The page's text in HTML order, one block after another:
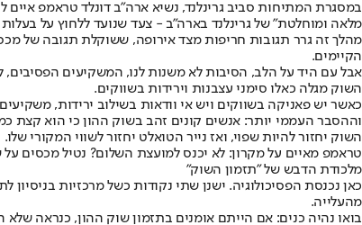
מלאה ומוחלטת" של גרינלנד בארה״ב - צעד שנועד ללחוץ על
מהלך זה גרר תגובות חריפות מצד אירופה, ששוקלת תגובה של
הקיימים.
אבל עם היד על הלב, הסיבות לא משנות לנו, המשקיעים
השוק מגלה כאלו סימני עצבנות וירידות בשווקים.
כאשר יש פאניקה בשווקים ויש אי וודאות בשילוב ירידות,
וההסבר העממי יותר: אנשים קונים זהב בשוק ההון כי הוא קצת
השוק יחזור להיות שפוי, ואז נייר הטואלט יחזור לשווי המקורי שלו.
טראמפ מאיים על מקרון: לא יכנס למועצת השלום? נטיל מכסים על
מלכודת הדבש של "תזמון השוק"
כאן נכנסת הפסיכולוגיה. ישנן שתי נקודות כשל מרכזיות
מהעלייה.
בואו נהיה כנים: אם הייתם אומנים בתזמון שוק ההון, כנראה